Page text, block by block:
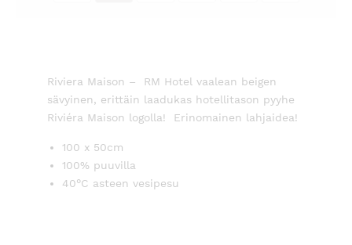
Riviera Maison – RM Hotel vaalean beigen
sävyinen, erittäin laadukas hotellitason pyyhe
Riviéra Maison logolla! Erinomainen lahjaidea!
100 x 50cm
100% puuvilla
40°C asteen vesipesu